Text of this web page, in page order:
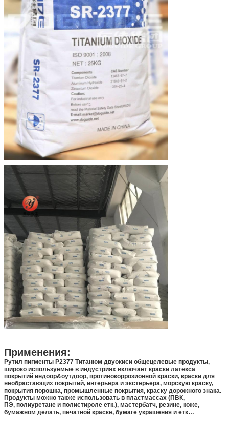
Применения:
Рутил пигменты Р2377 Титанюм двуокиси общецелевые продукты,
широко используемые в индустриях включает краски латекса
покрытий индоор&оутдоор, противокоррозионной краски, краски для
необрастающих покрытий, интерьера и экстерьера, морскую краску,
покрытия порошка, промышленные покрытия, краску дорожного знака.
Продукты можно также использовать в пластмассах (ПВК,
ПЭ, полиуретане и полистироле етк.), мастербатч, резине, коже,
бумажном делать, печатной краске, бумаге украшения и етк…